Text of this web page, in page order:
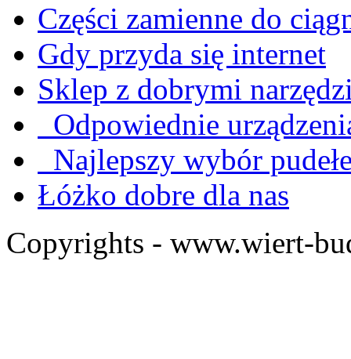
Części zamienne do
Gdy przyda się internet
Sklep z dobrymi
Odpowiednie
Najlepszy wybór
Łóżko dobre dla nas
Copyrights - www.wiert-